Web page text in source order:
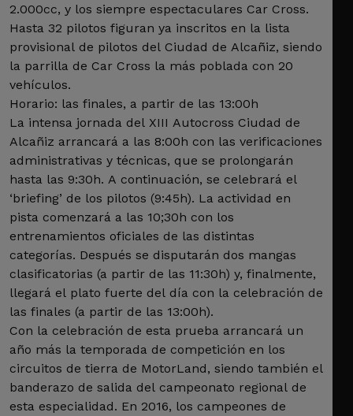
2.000cc, y los siempre espectaculares Car Cross.
Hasta 32 pilotos figuran ya inscritos en la lista
provisional de pilotos del Ciudad de Alcañiz, siendo
la parrilla de Car Cross la más poblada con 20
vehículos.
Horario: las finales, a partir de las 13:00h
La intensa jornada del XIII Autocross Ciudad de
Alcañiz arrancará a las 8:00h con las verificaciones
administrativas y técnicas, que se prolongarán
hasta las 9:30h. A continuación, se celebrará el
‘briefing’ de los pilotos (9:45h). La actividad en
pista comenzará a las 10;30h con los
entrenamientos oficiales de las distintas
categorías. Después se disputarán dos mangas
clasificatorias (a partir de las 11:30h) y, finalmente,
llegará el plato fuerte del día con la celebración de
las finales (a partir de las 13:00h).
Con la celebración de esta prueba arrancará un
año más la temporada de competición en los
circuitos de tierra de MotorLand, siendo también el
banderazo de salida del campeonato regional de
esta especialidad. En 2016, los campeones de